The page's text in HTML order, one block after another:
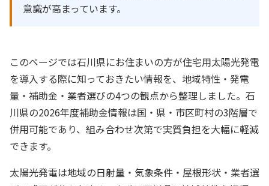
意識が高まっています。
このページでは石川県にお住まいの方が住宅用太陽光発電
を導入する際に知っておきたい情報を、地域特性・発電
量・補助金・業者選びの4つの観点から整理しました。石
川県の2026年度補助金情報は国・県・市区町村の3階層で
併用可能であり、組み合わせ次第で実質負担を大幅に軽減
できます。
太陽光発電は地域の日射量・気象条件・屋根形状・業者選